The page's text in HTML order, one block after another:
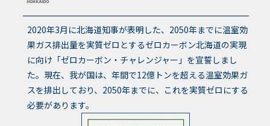
2020年3月に北海道知事が表明した、2050年までに温室効
果ガス排出量を実質ゼロとするゼロカーボン北海道の実現
に向け「ゼロカーボン・チャレンジャー」を宣誓しまし
た。現在、我が国は、年間で12億トンを超える温室効果ガ
スを排出しており、2050年までに、これを実質ゼロにする
必要があります。